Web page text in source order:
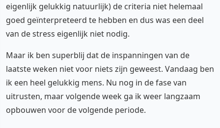
eigenlijk gelukkig natuurlijk) de criteria niet helemaal
goed geïnterpreteerd te hebben en dus was een deel
van de stress eigenlijk niet nodig.
Maar ik ben superblij dat de inspanningen van de
laatste weken niet voor niets zijn geweest. Vandaag ben
ik een heel gelukkig mens. Nu nog in de fase van
uitrusten, maar volgende week ga ik weer langzaam
opbouwen voor de volgende periode.